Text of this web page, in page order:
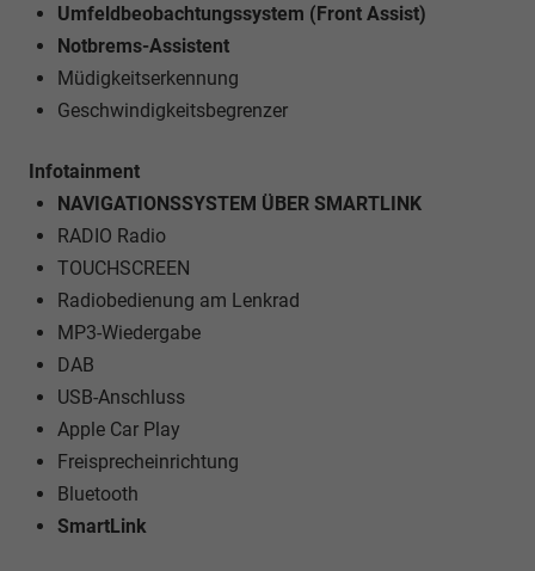
Umfeldbeobachtungssystem (Front Assist)
Notbrems-Assistent
Müdigkeitserkennung
Geschwindigkeitsbegrenzer
Infotainment
NAVIGATIONSSYSTEM ÜBER SMARTLINK
RADIO Radio
TOUCHSCREEN
Radiobedienung am Lenkrad
MP3-Wiedergabe
DAB
USB-Anschluss
Apple Car Play
Freisprecheinrichtung
Bluetooth
SmartLink